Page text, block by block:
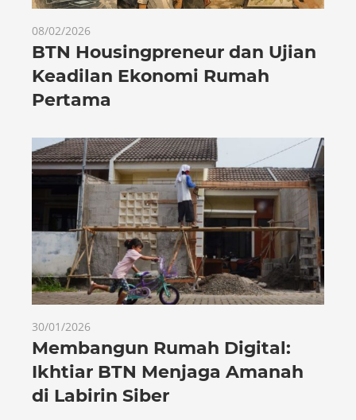
08/02/2026
BTN Housingpreneur dan Ujian
Keadilan Ekonomi Rumah
Pertama
30/01/2026
Membangun Rumah Digital:
Ikhtiar BTN Menjaga Amanah
di Labirin Siber